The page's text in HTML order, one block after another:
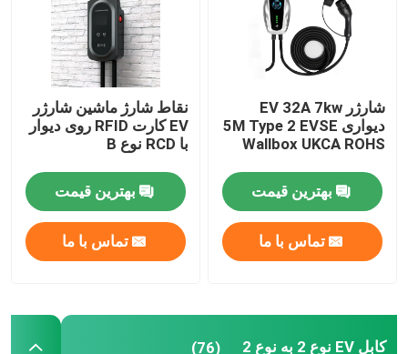
شارژر EV 32A 7kw
دیواری 5M Type 2 EVSE
Wallbox UKCA ROHS
بهترین قیمت
تماس با ما
نقاط شارژ ماشین شارژر
EV کارت RFID روی دیوار
با RCD نوع B
بهترین قیمت
تماس با ما
کابل EV نوع 2 به نوع 2 (76)